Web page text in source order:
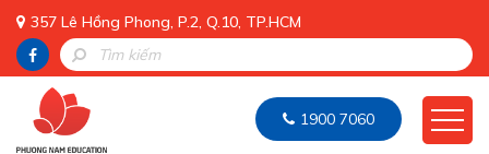
357 Lê Hồng Phong, P.2, Q.10, TP.HCM
1900 7060